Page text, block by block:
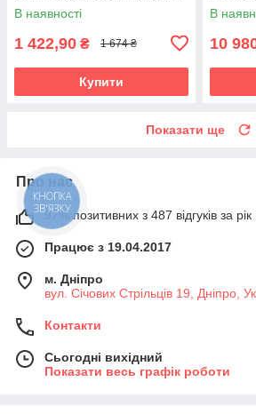
В наявності
1 422,90 ₴ 1 674 ₴
Купити
В
10
Показати ще
Про нас
97% позитивних з 487 відгуків за рік
Працює з 19.04.2017
м. Дніпро
вул. Січових Стрільців 19, Дніпро,
Контакти
Сьогодні вихідний
Показати весь графік роботи
КНОПКА
ЗВ'ЯЗКУ